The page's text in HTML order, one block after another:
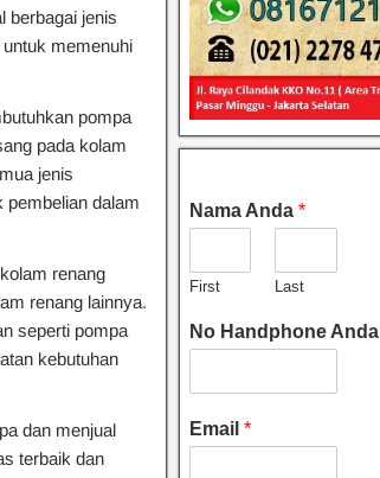
berbagai jenis
memenuhi
pompa
pada kolam
jenis
pembelian dalam
renang
renang lainnya.
seperti pompa
kebutuhan
dan menjual
terbaik dan
Nama Anda *
First Last
No Handphone Anda
Email *